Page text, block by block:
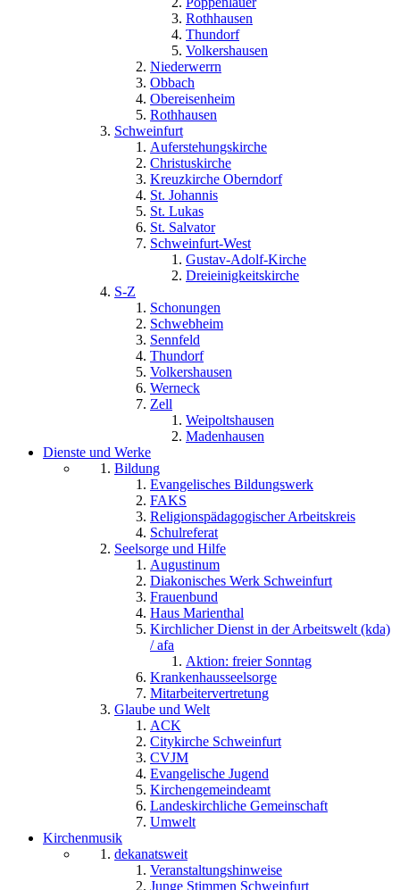
Rothhausen
Thundorf
Volkershausen
Niederwerrn
Obbach
Obereisenheim
Rothhausen
Schweinfurt
Auferstehungskirche
Christuskirche
Kreuzkirche Oberndorf
St. Johannis
St. Lukas
St. Salvator
Schweinfurt-West
Gustav-Adolf-Kirche
Dreieinigkeitskirche
S-Z
Schonungen
Schwebheim
Sennfeld
Thundorf
Volkershausen
Werneck
Zell
Weipoltshausen
Madenhausen
Dienste und Werke
Bildung
Evangelisches Bildungswerk
FAKS
Religionspädagogischer Arbeitskreis
Schulreferat
Seelsorge und Hilfe
Augustinum
Diakonisches Werk Schweinfurt
Frauenbund
Haus Marienthal
Kirchlicher Dienst in der Arbeitswelt (kda)
/ afa
Aktion: freier Sonntag
Krankenhausseelsorge
Mitarbeitervertretung
Glaube und Welt
ACK
Citykirche Schweinfurt
CVJM
Evangelische Jugend
Kirchengemeindeamt
Landeskirchliche Gemeinschaft
Umwelt
Kirchenmusik
dekanatsweit
Veranstaltungshinweise
Junge Stimmen Schweinfurt